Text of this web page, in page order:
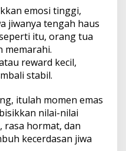
emosi tinggi,
jiwanya tengah haus
itu, orang tua
memarahi.
reward kecil,
stabil.
itulah momen emas
nilai-nilai
hormat, dan
kecerdasan jiwa